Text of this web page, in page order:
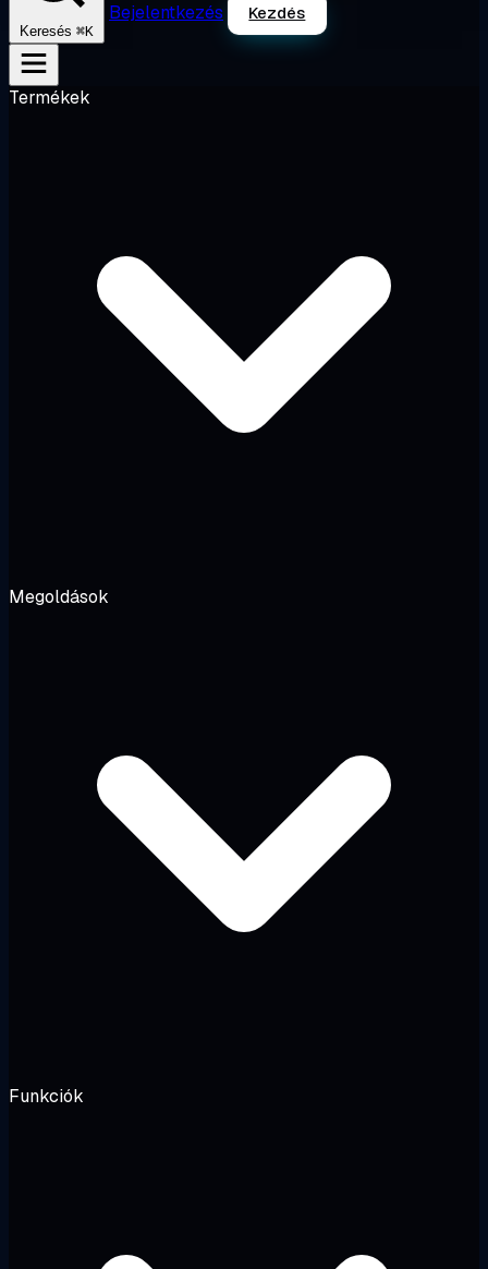
Keresés ⌘K
Bejelentkezés Kezdés
Termékek
Megoldások
Funkciók